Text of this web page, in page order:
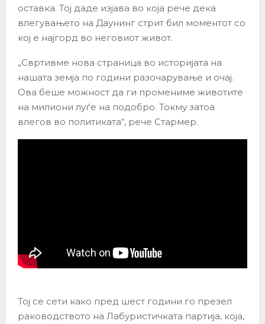
оставка. Тој даде изјава во која рече дека
влегувањето на Даунинг стрит бил моментот со
кој е најгорд во неговиот живот.
„Свртивме нова страница во историјата на
нашата земја по години разочарување и очај.
Ова беше можност да ги промениме животите
на милиони луѓе на подобро. Токму затоа
влегов во политиката“, рече Стармер.
Тој се сети како пред шест години го презел
раководството на Лабуристичката партија, која,